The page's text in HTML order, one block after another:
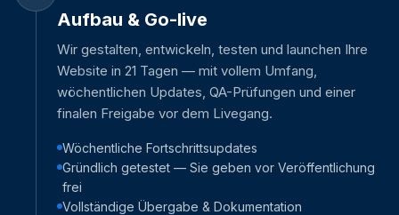
Aufbau & Go-live
Wir gestalten, entwickeln, testen und launchen Ihre
Website in 21 Tagen — mit vollem Umfang,
wöchentlichen Updates, QA-Prüfungen und einer
finalen Freigabe vor dem Livegang.
Wöchentliche Fortschrittsupdates
Gründlich getestet — Sie geben vor Veröffentlichung
frei
Vollständige Übergabe & Dokumentation